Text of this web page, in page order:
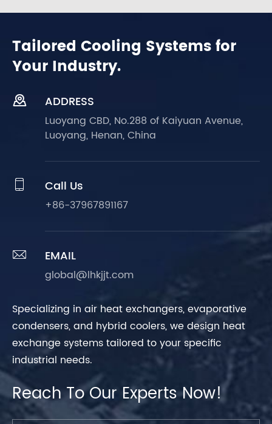
Tailored Cooling Systems for
Your Industry.
 ADDRESS
Luoyang CBD, No.288 of Kaiyuan Avenue,
Luoyang, Henan, China
 Call Us
+86-37967891167
 EMAIL
global@lhkjjt.com
Specializing in air heat exchangers, evaporative
condensers, and hybrid coolers, we design heat
exchange systems tailored to your specific
industrial needs.
Reach To Our Experts Now!